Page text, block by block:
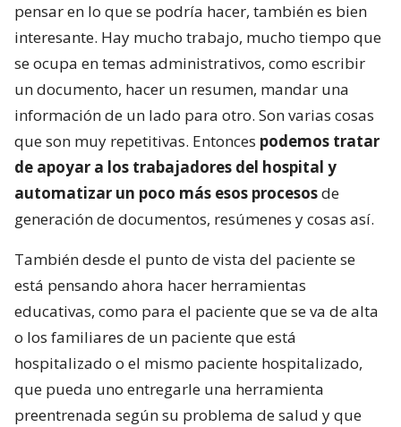
pensar en lo que se podría hacer, también es bien
interesante. Hay mucho trabajo, mucho tiempo que
se ocupa en temas administrativos, como escribir
un documento, hacer un resumen, mandar una
información de un lado para otro. Son varias cosas
que son muy repetitivas. Entonces podemos tratar
de apoyar a los trabajadores del hospital y
automatizar un poco más esos procesosde
generación de documentos, resúmenes y cosas así.
También desde el punto de vista del paciente se
está pensando ahora hacer herramientas
educativas, como para el paciente que se va de alta
o los familiares de un paciente que está
hospitalizado o el mismo paciente hospitalizado,
que pueda uno entregarle una herramienta
preentrenada según su problema de salud y que